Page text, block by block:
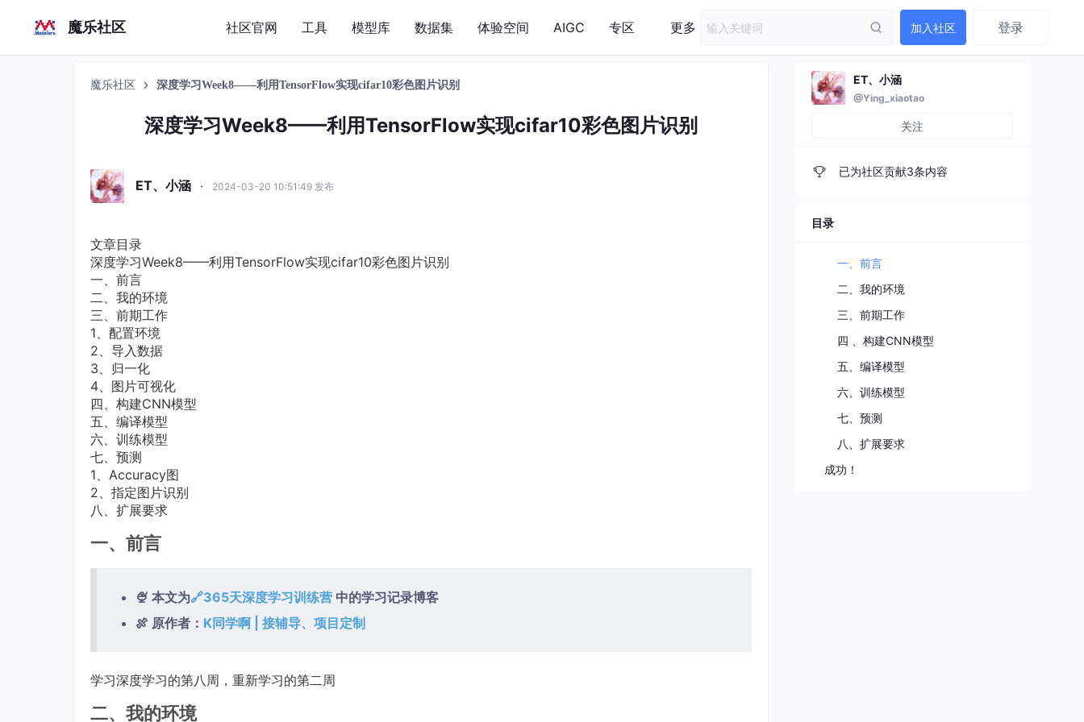
魔乐社区 社区官网 工具 模型库 数据集 体验空间 AIGC 专区 更多 加入社区 登录
魔乐社区 深度学习Week8——利用TensorFlow实现cifar10彩色图片识别
深度学习Week8——利用TensorFlow实现cifar10彩色图片识别
ET、小涵 · 2024-03-20 10:51:49 发布
文章目录
深度学习Week8——利用TensorFlow实现cifar10彩色图片识别
一、前言
二、我的环境
三、前期工作
1、配置环境
2、导入数据
3、归一化
4、图片可视化
四、构建CNN模型
五、编译模型
六、训练模型
七、预测
1、Accuracy图
2、指定图片识别
八、扩展要求
一、前言
🍨 本文为🔗365天深度学习训练营 中的学习记录博客
🍖 原作者： K同学啊 | 接辅导、项目定制
学习深度学习的第八周，重新学习的第二周
二、我的环境
ET、小涵
@Ying_xiaotao
关注
已为社区贡献3条内容
目录
一、前言
二、我的环境
三、前期工作
四 、构建CNN模型
五、编译模型
六、训练模型
七、预测
八、扩展要求
成功！